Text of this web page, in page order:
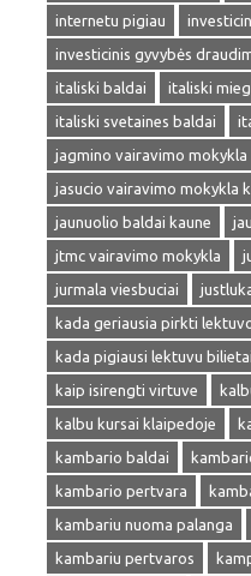
internetu pigiau
investicinis gyvybės
italiski baldai
italiski
italiski svetaines baldai
jagmino vairavimo mokykla
jasucio vairavimo mokykla
jaunuolio baldai kaune
jtmc vairavimo mokykla
jurmala viesbuciai
kada geriausia pirkti
kada pigiausi lektuvu bilietai
kaip isirengti virtuve
kalbu kursai klaipedoje
kambario baldai
kambario pertvara
kambariu nuoma palanga
kambariu pertvaros